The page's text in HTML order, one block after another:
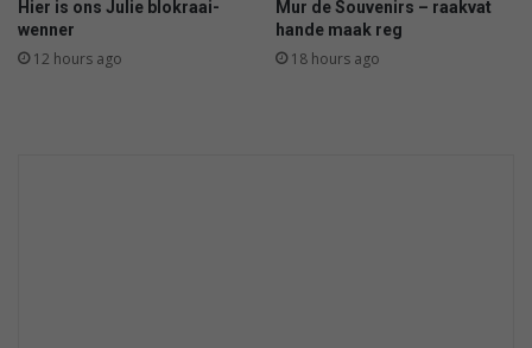
a
n
d
Hier is ons Julie blokraai-
wenner
12 hours ago
Mur de Souvenirs – raakvat
hande maak reg
18 hours ago